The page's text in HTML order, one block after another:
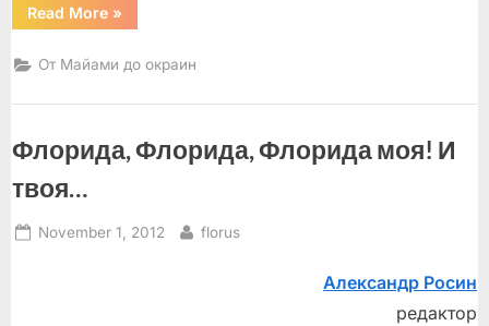
Read More“Избранные
места
френд-
ленты
«Флорида»
Журнале”
»
От Майами до окраин
Флорида, Флорида, Флорида моя! И
твоя…
Posted
November 1, 2012 By
florus
Александр Росин
редактор